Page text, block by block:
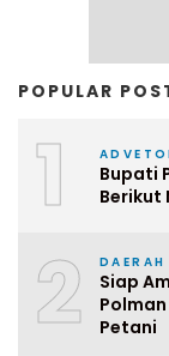
POPULAR
1
Bupati
Berikut
2 DAERAH
Siap
Petani